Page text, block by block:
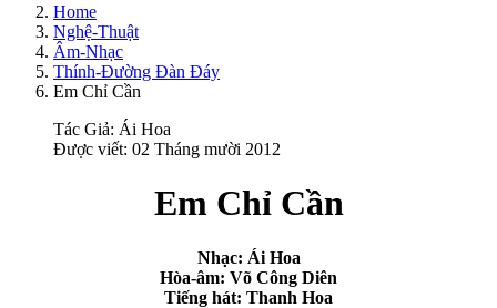
Home
Nghệ-Thuật
Âm-Nhạc
Thính-Đường Đàn Đáy
Em Chỉ Cần
Tác Giả: Ái Hoa
Được viết: 02 Tháng mười 2012
Em Chỉ Cần
Nhạc: Ái Hoa
Hòa-âm: Võ Công Diên
Tiếng hát: Thanh Hoa